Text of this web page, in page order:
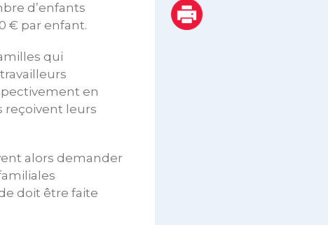
d’enfants
€ par enfant.
qui
en
reçoivent leurs
alors demander
doit être faite